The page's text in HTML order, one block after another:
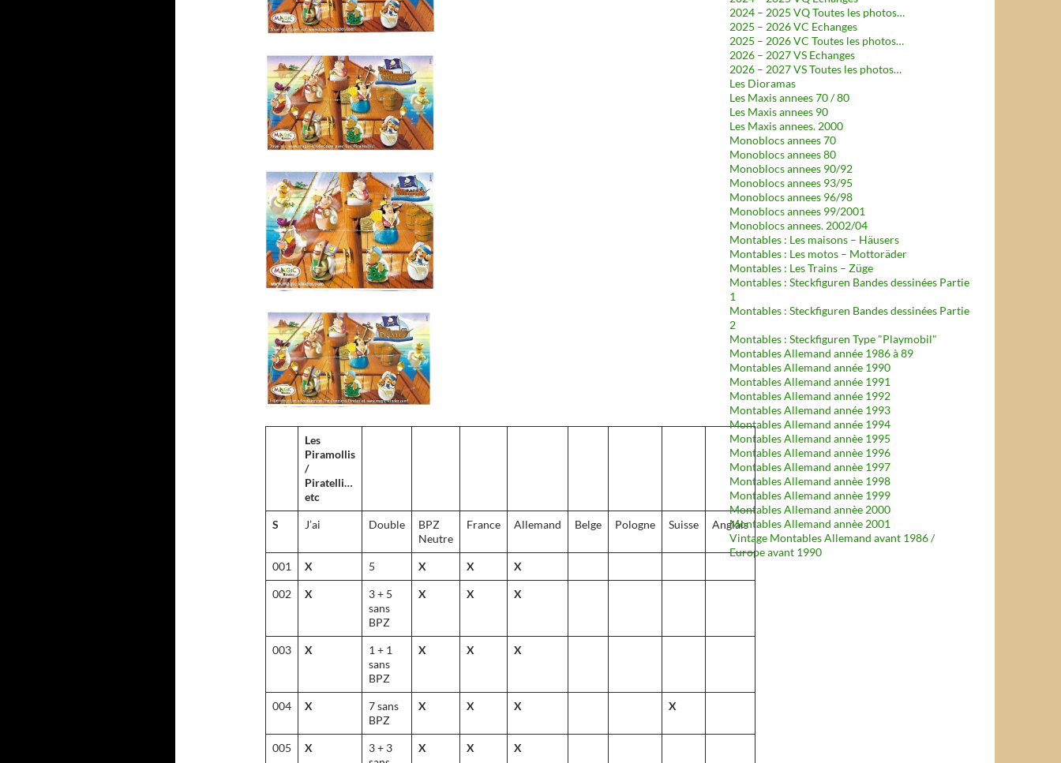
Les
Piramollis
/
Piratelli…
etc
S J’ai Double
BPZ
Neutre
France Allemand Belge Pologne Suisse Anglais
001 X 5 X X X
002 X
3 + 5
sans
BPZ
X X X
003 X
1 + 1
sans
BPZ
X X X
004 X
7 sans
BPZ
X X X X
005 X
3 + 3
X X X
2024 – 2025 VQ Toutes les photos…
2025 – 2026 VC Echanges
2025 – 2026 VC Toutes les photos…
2026 – 2027 VS Echanges
2026 – 2027 VS Toutes les photos…
Les Dioramas
Les Maxis annees 70 / 80
Les Maxis annees 90
Les Maxis annees. 2000
Monoblocs annees 70
Monoblocs annees 80
Monoblocs annees 90/92
Monoblocs annees 93/95
Monoblocs annees 96/98
Monoblocs annees 99/2001
Monoblocs annees. 2002/04
Montables : Les maisons – Häusers
Montables : Les motos – Mottoräder
Montables : Les Trains – Züge
Montables : Steckfiguren Bandes dessinées Partie
1
Montables : Steckfiguren Bandes dessinées Partie
2
Montables : Steckfiguren Type "Playmobil"
Montables Allemand année 1986 à 89
Montables Allemand année 1990
Montables Allemand année 1991
Montables Allemand année 1992
Montables Allemand année 1993
Montables Allemand année 1994
Montables Allemand annèe 1995
Montables Allemand annèe 1996
Montables Allemand annèe 1997
Montables Allemand annèe 1998
Montables Allemand annèe 1999
Montables Allemand annèe 2000
Montables Allemand annèe 2001
Vintage Montables Allemand avant 1986 /
Europe avant 1990